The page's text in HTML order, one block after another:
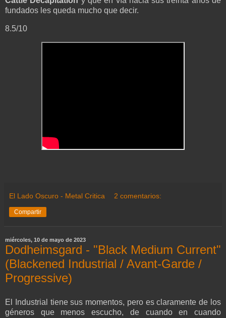
fundados les queda mucho que decir.
8.5/10
El Lado Oscuro - Metal Critica 2 comentarios:
Compartir
miércoles, 10 de mayo de 2023
Dodheimsgard - "Black Medium Current"
(Blackened Industrial / Avant-Garde /
Progressive)
El Industrial tiene sus momentos, pero es claramente de los
géneros que menos escucho, de cuando en cuando